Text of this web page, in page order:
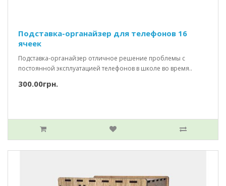
Подставка-органайзер для телефонов 16
ячеек
Подставка-органайзер отличное решение проблемы с
постоянной эксплуатацией телефонов в школе во время..
300.00грн.